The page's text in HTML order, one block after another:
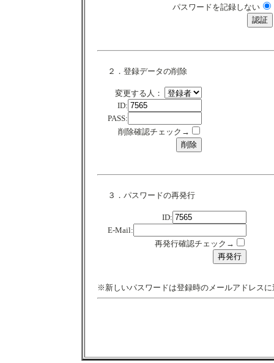
パスワードを記録しない
２．登録データの削除
変更する人：
ID:
PASS:
削除確認チェック→
３．パスワードの再発行
ID:
E-Mail:
再発行確認チェック→
※新しいパスワードは登録時のメールアドレスに